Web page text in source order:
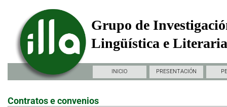
Grupo de
Lingüística e
INICIO PRESENTACIÓN
Contratos e convenios